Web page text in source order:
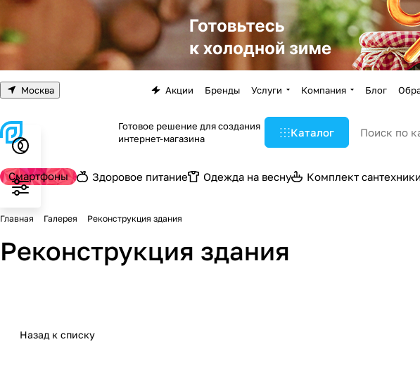
Москва Акции Бренды Услуги Компания Блог
Готовое решение для создания
интернет-магазина
Каталог
Смартфоны Здоровое питание Одежда на весну Комплект сантехники
Главная Галерея Реконструкция здания
Реконструкция здания
Назад к списку